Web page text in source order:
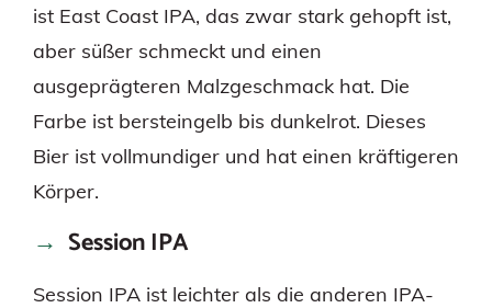
ist East Coast IPA, das zwar stark gehopft ist,
aber süßer schmeckt und einen
ausgeprägteren Malzgeschmack hat. Die
Farbe ist bersteingelb bis dunkelrot. Dieses
Bier ist vollmundiger und hat einen kräftigeren
Körper.
Session IPA
Session IPA ist leichter als die anderen IPA-